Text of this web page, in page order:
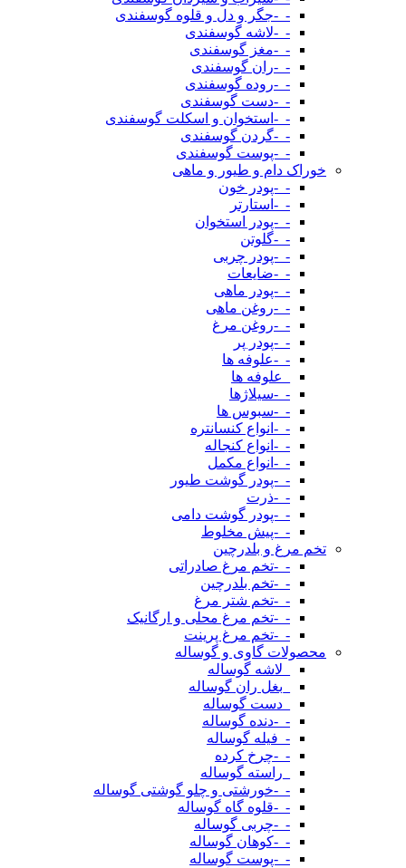
-_-جگر و دل و قلوه گوسفندی
-_-لاشه گوسفندی
-_-مغز گوسفندی
-_-ران گوسفندی
-_-روده گوسفندی
-_-دست گوسفندی
-_-استخوان و اسکلت گوسفندی
-_-گردن گوسفندی
-_-پوست گوسفندی
خوراک دام و طیور و ماهی
-_-پودر خون
-_-استارتر
-_-پودر استخوان
-_-گلوتن
-_-پودر چربی
-_-ضایعات
-_-پودر ماهی
-_-روغن ماهی
-_-روغن مرغ
-_-پودر پر
-_-علوفه ها
_علوفه ها
-_-سیلاژها
-_-سبوس ها
-_-انواع کنسانتره
-_-انواع کنجاله
-_-انواع مکمل
-_-پودر گوشت طیور
-_-ذرت
-_-پودر گوشت دامی
-_-پیش مخلوط
تخم مرغ و بلدرچین
-_-تخم مرغ صادراتی
-_-تخم بلدرچین
-_-تخم شتر مرغ
-_-تخم مرغ محلی و ارگانیک
-_-تخم مرغ پرینت
محصولات گاوی و گوساله
_لاشه گوساله
_بغل ران گوساله
_دست گوساله
-_-دنده گوساله
-_فیله گوساله
-_-چرخ کرده
_راسته گوساله
-_-خورشتی و چلو گوشتی گوساله
-_-قلوه گاه گوساله
-_-چربی گوساله
-_-کوهان گوساله
-_-پوست گوساله